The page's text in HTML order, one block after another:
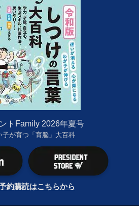
トFamily 2026年夏号
子が育つ「育脳」大百科
約購読はこちらから